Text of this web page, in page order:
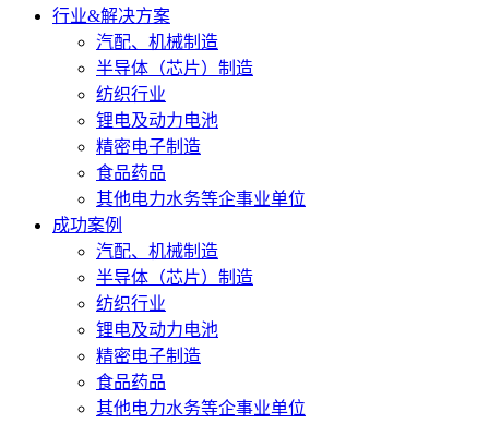
行业&解决方案
汽配、机械制造
半导体（芯片）制造
纺织行业
锂电及动力电池
精密电子制造
食品药品
其他电力水务等企事业单位
成功案例
汽配、机械制造
半导体（芯片）制造
纺织行业
锂电及动力电池
精密电子制造
食品药品
其他电力水务等企事业单位